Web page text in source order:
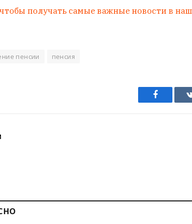
получать самые важные новости в
пенсии пенсия
Facebook